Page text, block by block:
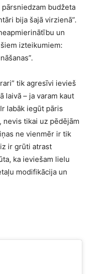
pārsniedzam budžeta
bija šajā virzienā”.
un
izteikumiem:
tik agresīvi ievieš
laivā – ja varam kaut
labāk iegūt pāris
nevis tikai uz pēdējām
ne vienmēr ir tik
ir grūti atrast
ka ieviešam lielu
modifikācija un